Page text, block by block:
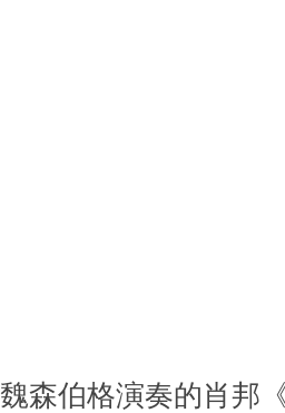
魏森伯格演奏的肖邦